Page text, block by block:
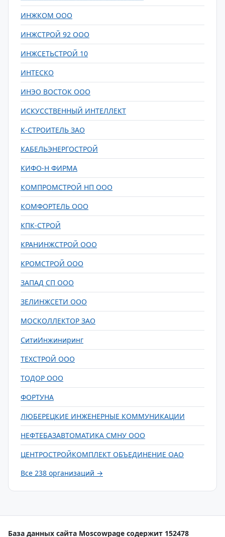
ИНЖКОМ ООО
ИНЖСТРОЙ 92 ООО
ИНЖСЕТЬСТРОЙ 10
ИНТЕСКО
ИНЭО ВОСТОК ООО
ИСКУССТВЕННЫЙ ИНТЕЛЛЕКТ
К-СТРОИТЕЛЬ ЗАО
КАБЕЛЬЭНЕРГОСТРОЙ
КИФО-Н ФИРМА
КОМПРОМСТРОЙ НП ООО
КОМФОРТЕЛЬ ООО
КПК-СТРОЙ
КРАНИНЖСТРОЙ ООО
КРОМСТРОЙ ООО
ЗАПАД СП ООО
ЗЕЛИНЖСЕТИ ООО
МОСКОЛЛЕКТОР ЗАО
СитиИнжиниринг
ТЕХСТРОЙ ООО
ТОДОР ООО
ФОРТУНА
ЛЮБЕРЕЦКИЕ ИНЖЕНЕРНЫЕ КОММУНИКАЦИИ
НЕФТЕБАЗАВТОМАТИКА СМНУ ООО
ЦЕНТРОСТРОЙКОМПЛЕКТ ОБЪЕДИНЕНИЕ ОАО
Все 238 организаций →
База данных сайта Moscowpage содержит 152478